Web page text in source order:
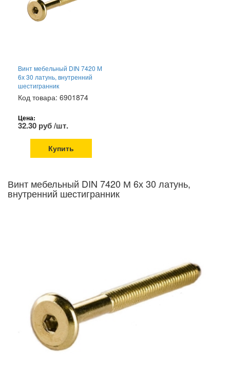
Винт мебельный DIN 7420 М
6х 30 латунь, внутренний
шестигранник
Код товара: 6901874
Цена:
32.30 руб /шт.
Купить
Винт мебельный DIN 7420 М 6х 30 латунь,
внутренний шестигранник